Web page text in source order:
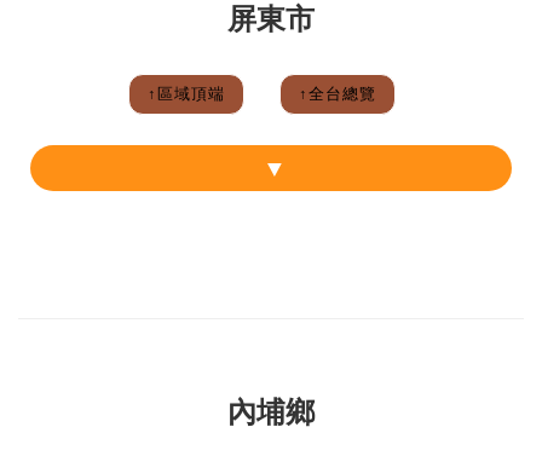
屏東市
↑區域頂端 ↑全台總覽
內埔鄉